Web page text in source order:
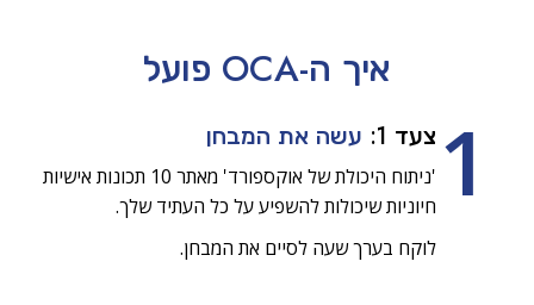
איך ה-OCA פועל
1 צעד 1: עשה את המבחן
'ניתוח היכולת של אוקספורד' מאתר 10 תכונות אישיות
חיוניות שיכולות להשפיע על כל העתיד שלך.
לוקח בערך שעה לסיים את המבחן.